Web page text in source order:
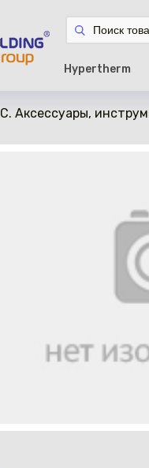
Hypertherm
C. Аксессуары,